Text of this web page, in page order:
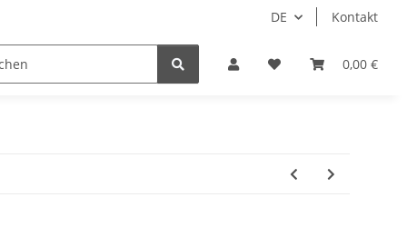
DE Kontakt
0,00 €
Idols/Cosplay 18+ Schnäppchen